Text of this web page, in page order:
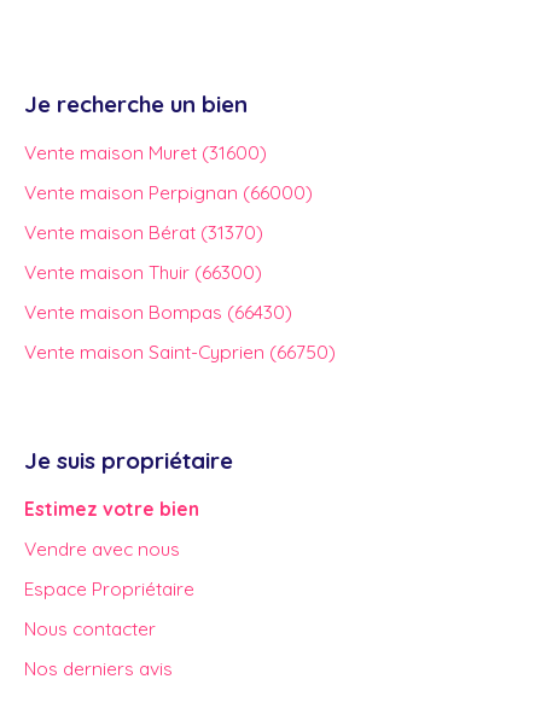
Je recherche un bien
Vente maison Muret (31600)
Vente maison Perpignan (66000)
Vente maison Bérat (31370)
Vente maison Thuir (66300)
Vente maison Bompas (66430)
Vente maison Saint-Cyprien (66750)
Je suis propriétaire
Estimez votre bien
Vendre avec nous
Espace Propriétaire
Nous contacter
Nos derniers avis